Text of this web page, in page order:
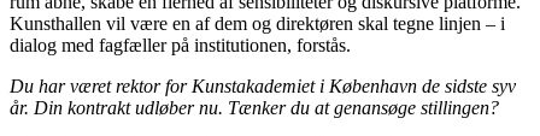
Kunsthallen vil være en af dem og direktøren skal tegne linjen – i
dialog med fagfæller på institutionen, forstås.
Du har været rektor for Kunstakademiet i København de sidste syv
år. Din kontrakt udløber nu. Tænker du at genansøge stillingen?